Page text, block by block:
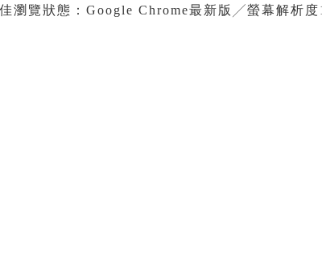
瀏覽狀態：Google Chrome最新版╱螢幕解析